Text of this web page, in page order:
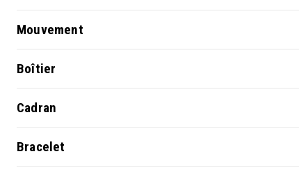
Mouvement
Boîtier
Cadran
Bracelet